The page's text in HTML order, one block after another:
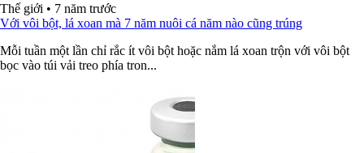
Thế giới • 7 năm trước
Với vôi bột, lá xoan mà 7 năm nuôi cá năm nào cũng trúng
Mỗi tuần một lần chỉ rắc ít vôi bột hoặc nắm lá xoan trộn với vôi bột
bọc vào túi vải treo phía tron...